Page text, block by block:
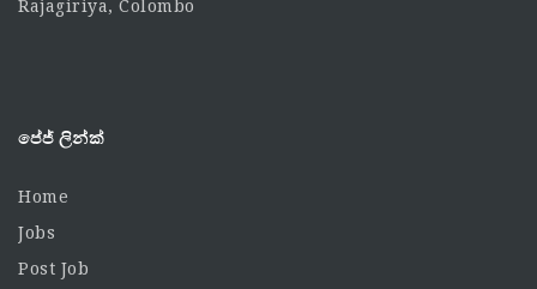
Rajagiriya, Colombo
පේජ් ලින්ක්
Home
Jobs
Post Job